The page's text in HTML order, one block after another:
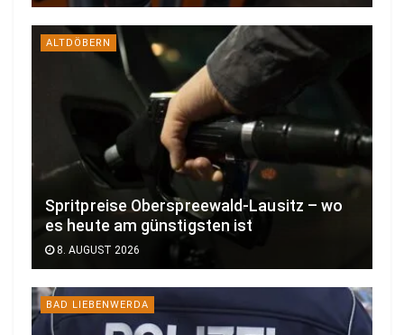
ALTDÖBERN
Spritpreise Oberspreewald-Lausitz – wo
es heute am günstigsten ist
8. AUGUST 2026
BAD LIEBENWERDA